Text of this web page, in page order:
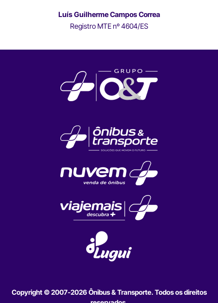
Luís Guilherme Campos Correa
Registro MTE nº 4604/ES
Copyright © 2007-2026 Ônibus & Transporte. Todos os direitos